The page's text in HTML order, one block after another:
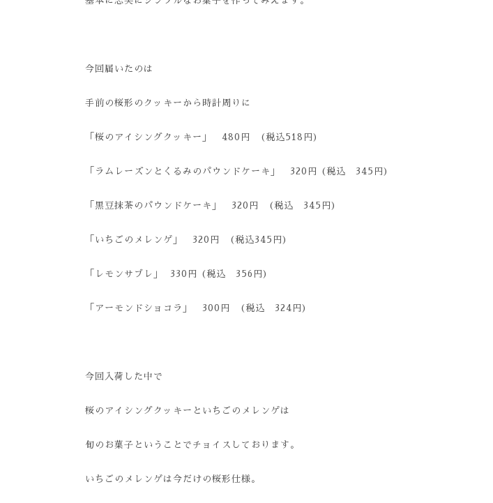
今回届いたのは
手前の桜形のクッキーから時計周りに
「桜のアイシングクッキー」 480円 (税込518円)
「ラムレーズンとくるみのパウンドケーキ」 320円 (税込 345円)
「黒豆抹茶のパウンドケーキ」 320円 (税込 345円)
「いちごのメレンゲ」 320円 (税込345円)
「レモンサブレ」 330円 (税込 356円)
「アーモンドショコラ」 300円 (税込 324円)
今回入荷した中で
桜のアイシングクッキーといちごのメレンゲは
旬のお菓子ということでチョイスしております。
いちごのメレンゲは今だけの桜形仕様。